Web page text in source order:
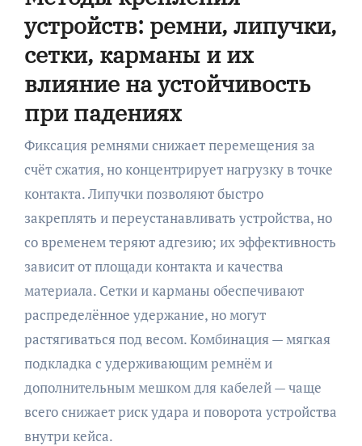
устройств: ремни, липучки,
сетки, карманы и их
влияние на устойчивость
при падениях
Фиксация ремнями снижает перемещения за
счёт сжатия, но концентрирует нагрузку в точке
контакта. Липучки позволяют быстро
закреплять и переустанавливать устройства, но
со временем теряют адгезию; их эффективность
зависит от площади контакта и качества
материала. Сетки и карманы обеспечивают
распределённое удержание, но могут
растягиваться под весом. Комбинация — мягкая
подкладка с удерживающим ремнём и
дополнительным мешком для кабелей — чаще
всего снижает риск удара и поворота устройства
внутри кейса.